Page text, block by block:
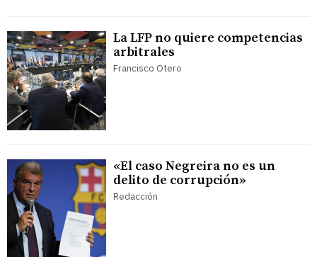
La LFP no quiere competencias
arbitrales
Francisco Otero
«El caso Negreira no es un
delito de corrupción»
Redacción